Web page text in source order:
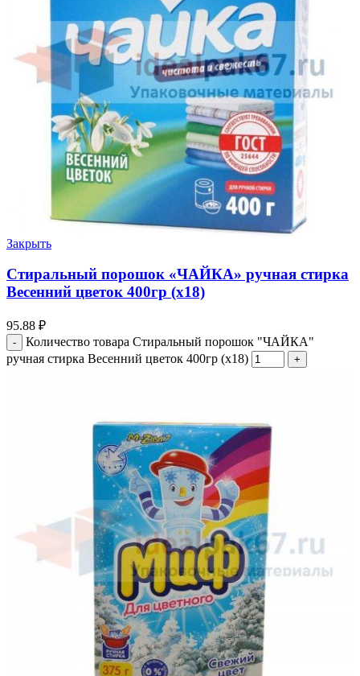
Закрыть
Стиральный порошок «ЧАЙКА» ручная стирка
Весенний цветок 400гр (х18)
95.88 ₽
Количество товара Стиральный порошок "ЧАЙКА"
ручная стирка Весенний цветок 400гр (х18)